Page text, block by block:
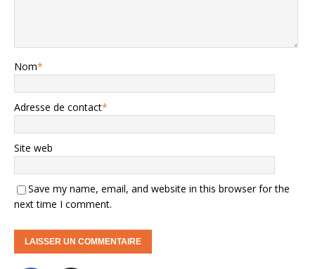
Nom*
Adresse de contact*
Site web
Save my name, email, and website in this browser for the
next time I comment.